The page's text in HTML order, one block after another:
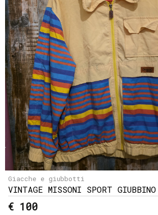
Giacche e giubbotti
VINTAGE MISSONI SPORT GIUBBINO
€ 100